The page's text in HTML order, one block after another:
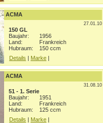
ACMA
27.01.10
150 GL
Baujahr:
1956
Land:
Frankreich
Hubraum:
150 ccm
Details | Marke |
ACMA
31.08.10
51 - 1. Serie
Baujahr:
1951
Land:
Frankreich
Hubraum:
125 ccm
Details | Marke |